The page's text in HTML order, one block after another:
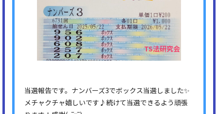
当選報告です。ナンバーズ3でボックス当選しました✨
メチャクチャ嬉しいです♪続けて当選できるよう頑張